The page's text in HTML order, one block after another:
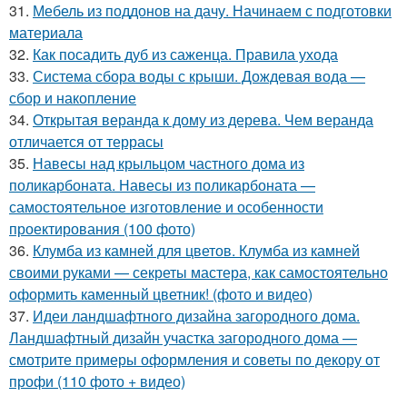
31. Мебель из поддонов на дачу. Начинаем с подготовки
материала
32. Как посадить дуб из саженца. Правила ухода
33. Система сбора воды с крыши. Дождевая вода —
сбор и накопление
34. Открытая веранда к дому из дерева. Чем веранда
отличается от террасы
35. Навесы над крыльцом частного дома из
поликарбоната. Навесы из поликарбоната —
самостоятельное изготовление и особенности
проектирования (100 фото)
36. Клумба из камней для цветов. Клумба из камней
своими руками — секреты мастера, как самостоятельно
оформить каменный цветник! (фото и видео)
37. Идеи ландшафтного дизайна загородного дома.
Ландшафтный дизайн участка загородного дома —
смотрите примеры оформления и советы по декору от
профи (110 фото + видео)